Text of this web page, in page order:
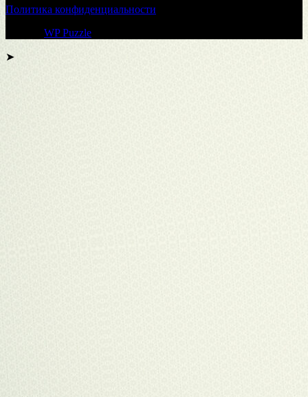
Политика конфиденциальности
WP Puzzle
➤